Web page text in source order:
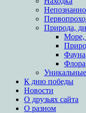
Природа,
Море,
Фауна
Флора
К дню победы
Новости
О друзьях сайта
О разном